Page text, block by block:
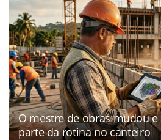
O mestre de obras mudou
parte da rotina no canteiro